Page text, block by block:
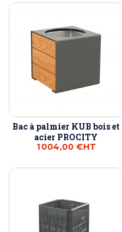
Bac à palmier KUB bois et
acier PROCITY
1 004,00 €HT